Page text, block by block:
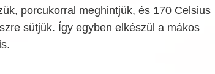
porcukorral meghintjük, és 170 Celsius
sütjük. Így egyben elkészül a mákos